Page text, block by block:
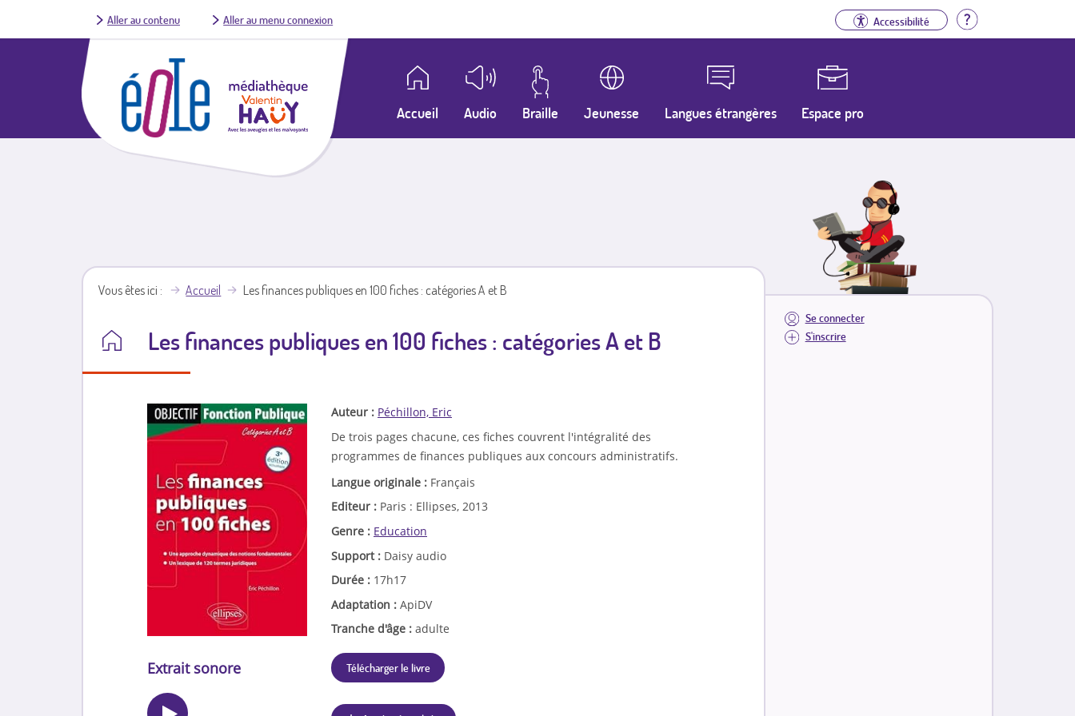
Aller au contenu Aller au menu connexion Accessibilité Aide
Accueil Audio Braille Jeunesse Langues étrangères Espace pro
Se connecter
S'inscrire
Vous êtes ici Accueil Les finances publiques en 100 fiches : catégories A et B
Les finances publiques en 100 fiches : catégories A et B
Auteur : Péchillon, Eric
De trois pages chacune, ces fiches couvrent l'intégralité des
programmes de finances publiques aux concours administratifs.
Langue originale : Français
Editeur : Paris : Ellipses, 2013
Genre : Education
Support : Daisy audio
Durée : 17h17
Adaptation : ApiDV
Tranche d'âge : adulte
Télécharger le livre
Extrait sonore